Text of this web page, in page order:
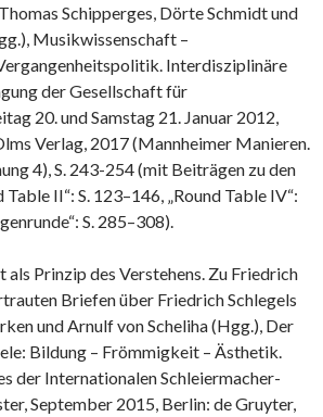
Schipperges, Dörte Schmidt und
Musikwissenschaft –
Interdisziplinäre
der Gesellschaft für
20. und Samstag 21. Januar 2012,
Verlag, 2017 (Mannheimer Manieren.
4), S. 243-254 (mit Beiträgen zu den
II“: S. 123–146, „Round Table IV“:
S. 285–308).
als Prinzip des Verstehens. Zu Friedrich
Briefen über Friedrich Schlegels
und Arnulf von Scheliha (Hgg.), Der
Bildung – Frömmigkeit – Ästhetik.
der Internationalen Schleiermacher-
September 2015, Berlin: de Gruyter,